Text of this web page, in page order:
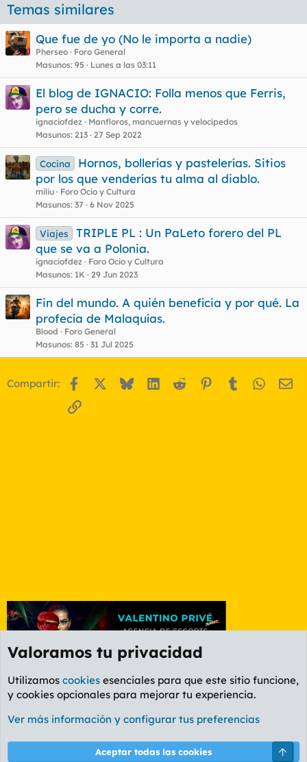
e
t
a
s
Temas similares
Que fue de yo (No le importa a nadie)
Pherseo
Foro General
Masunos 95 Lunes a las 03:11
El blog de IGNACIO: Folla menos que Ferris,
pero se ducha y corre.
ignaciofdez
Manfloros, mancuernas y velocípedos
Masunos 213 27 Sep 2022
Cocina
Hornos, bollerías y pastelerías. Sitios
por los que venderías tu alma al diablo.
miliu
Foro Ocio y Cultura
Masunos 37 6 Nov 2025
Viajes
TRIPLE PL : Un PaLeto forero del PL
que se va a Polonia.
ignaciofdez
Foro Ocio y Cultura
Masunos 1K 29 Jun 2023
Fin del mundo. A quién beneficia y por qué. La
profecía de Malaquías.
Blood
Foro General
Masunos 85 31 Jul 2025
Compartir: Facebook BlueskyLinkedIn
Reddit Pinterest
Tumblr
Enlace
Foro Informática y Videojuegos
Cookies
PL OLDSTYLE AMARILLO
Términos y reglas Política de privacidad Ayuda
Valoramos tu privacidad
Utilizamos cookies esenciales para que este sitio funcione,
y cookies opcionales para mejorar tu experiencia.
Ver más información y configurar tus preferencias
Aceptar todas las cookies